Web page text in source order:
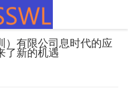
）有限公司息时代的应
了新的机遇